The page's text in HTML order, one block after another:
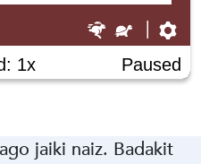
FasterSlower
1x Paused
jaiki naiz. Badakit